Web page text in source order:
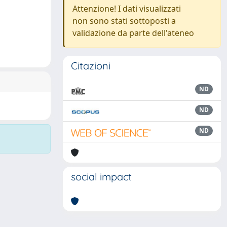
Attenzione! I dati visualizzati
non sono stati sottoposti a
validazione da parte dell'ateneo
Citazioni
ND
ND
ND
social impact